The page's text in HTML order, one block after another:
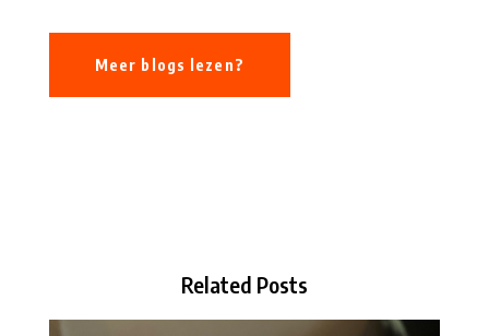
Meer blogs lezen?
Related Posts